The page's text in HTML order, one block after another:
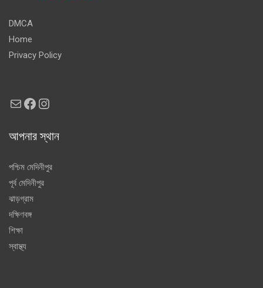
DMCA
Home
Privacy Policy
MailFacebook
Instagram
আপনার স্থান
পশ্চিম মেদিনীপুর
পূর্ব মেদিনীপুর
ঝাড়গ্রাম
দক্ষিণবঙ্গ
শিক্ষা
স্বাস্থ্য